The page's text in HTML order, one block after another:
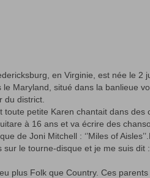
en Virginie, est née le 2
Maryland, situé dans la banlieue
du district.
petite Karen chantait dans des
à 16 ans et va écrire des
de Joni Mitchell : ‘’Miles of
sur le tourne-disque et je me suis dit
plus Folk que Country. Ces parents